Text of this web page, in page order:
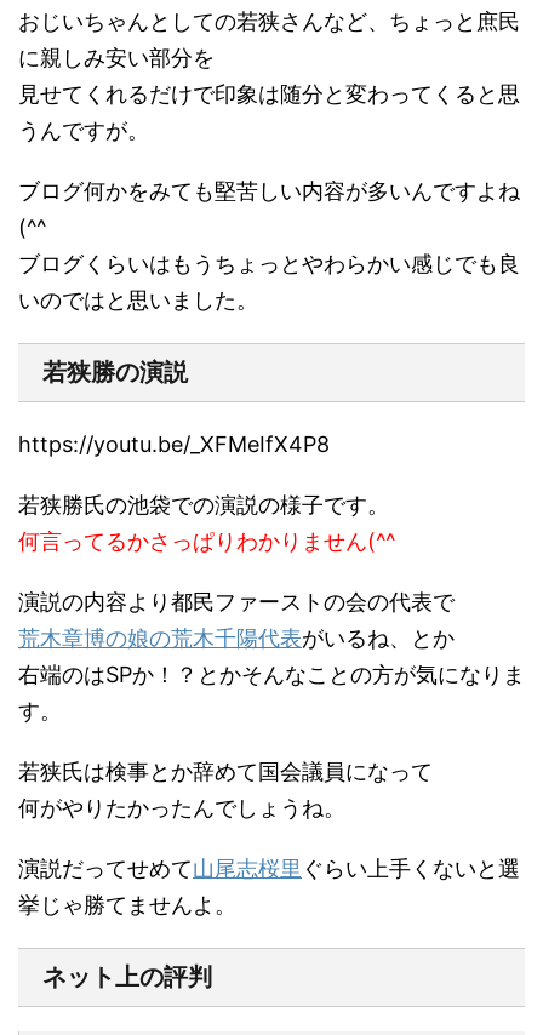
おじいちゃんとしての若狭さんなど、ちょっと庶民
に親しみ安い部分を
見せてくれるだけで印象は随分と変わってくると思
うんですが。
ブログ何かをみても堅苦しい内容が多いんですよね
(^^ゞ
ブログくらいはもうちょっとやわらかい感じでも良
いのではと思いました。
若狭勝の演説
https://youtu.be/_XFMeIfX4P8
若狭勝氏の池袋での演説の様子です。
何言ってるかさっぱりわかりません(^^ゞ
演説の内容より都民ファーストの会の代表で
荒木章博の娘の荒木千陽代表がいるね、とか
右端のはSPか！？とかそんなことの方が気になりま
す。
若狭氏は検事とか辞めて国会議員になって
何がやりたかったんでしょうね。
演説だってせめて山尾志桜里 ぐらい上手くないと選
挙じゃ勝てませんよ。
ネット上の評判